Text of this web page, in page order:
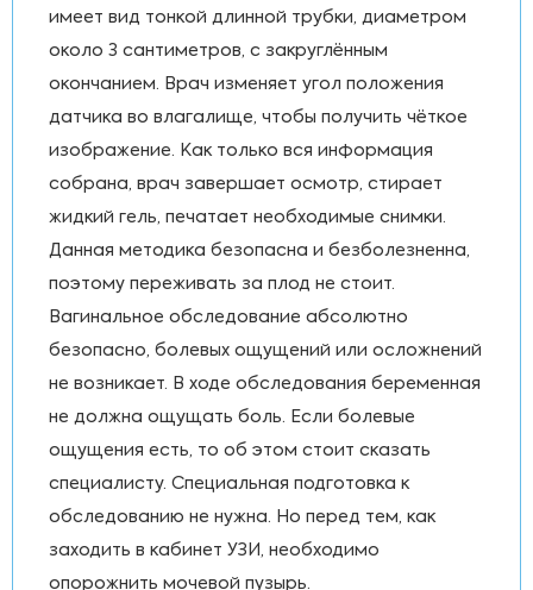
имеет вид тонкой длинной трубки, диаметром
около 3 сантиметров, с закруглённым
окончанием. Врач изменяет угол положения
датчика во влагалище, чтобы получить чёткое
изображение. Как только вся информация
собрана, врач завершает осмотр, стирает
жидкий гель, печатает необходимые снимки.
Данная методика безопасна и безболезненна,
поэтому переживать за плод не стоит.
Вагинальное обследование абсолютно
безопасно, болевых ощущений или осложнений
не возникает. В ходе обследования беременная
не должна ощущать боль. Если болевые
ощущения есть, то об этом стоит сказать
специалисту. Специальная подготовка к
обследованию не нужна. Но перед тем, как
заходить в кабинет УЗИ, необходимо
опорожнить мочевой пузырь.